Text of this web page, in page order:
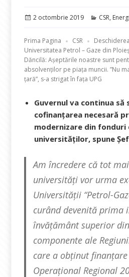
Publicat
2 octombrie 2019 Categorii
CSR,
Prima Pagina CSR
Universitatea Petrol – Gaze din
Dăncilă: Așeptările noastre sunt
absolvenților pe piața muncii. ”Nu
țară”, s-a strigat în fața UPG
Guvernul va continua să
cofinanțarea necesară
modernizare din fonduri
universităților, spune
Am încredere că tot
universități vor urma
Universității “Petrol-
curând devenită prima
învățământ superior
componente ale
care a obținut
Operațional Regional